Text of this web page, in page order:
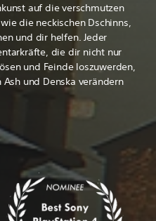
auf die verschmutzen
die neckischen Dschinns,
und dir helfen. Jeder
die dir nicht nur
und Feinde loszuwerden,
und Denska verändern